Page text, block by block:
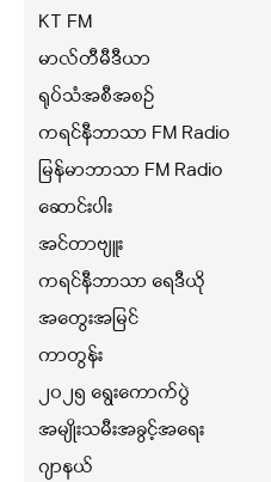
KT FM
မာလ်တီမီဒီယာ
ရုပ်သံအစီအစဉ်
ကရင်နီဘာသာ FM Radio
မြန်မာဘာသာ FM Radio
ဆောင်းပါး
အင်တာဗျူး
ကရင်နီဘာသာ ရေဒီယို
အတွေးအမြင်
ကာတွန်း
၂၀၂၅ ရွေးကောက်ပွဲ
အမျိုးသမီးအခွင့်အရေး
ဂျာနယ်